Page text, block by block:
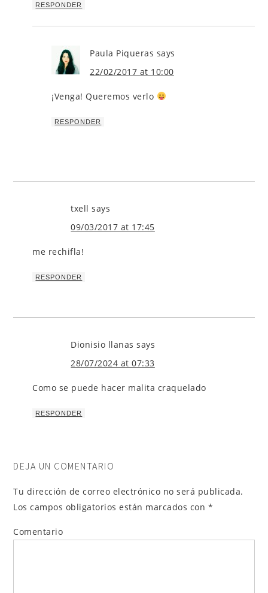
RESPONDER
Paula Piqueras says
22/02/2017 at 10:00
¡Venga! Queremos verlo
RESPONDER
txell says
09/03/2017 at 17:45
me rechifla!
RESPONDER
Dionisio llanas says
28/07/2024 at 07:33
Como se puede hacer malita craquelado
RESPONDER
DEJA UN COMENTARIO
Tu dirección de correo electrónico no será publicada.
Los campos obligatorios están marcados con *
Comentario